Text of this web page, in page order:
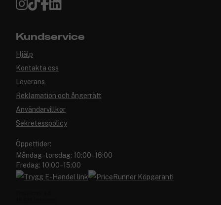
Kundservice
Hjälp
Kontakta oss
Leverans
Reklamation och ångerrätt
Användarvillkor
Sekretesspolicy
Öppettider:
Måndag–torsdag: 10:00–16:00
Fredag: 10:00–15:00